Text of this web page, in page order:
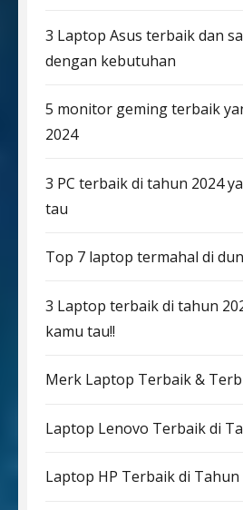
3 Laptop Asus terbaik dan
dengan kebutuhan
5 monitor geming terbaik
2024
3 PC terbaik di tahun 2024
tau
Top 7 laptop termahal di
3 Laptop terbaik di tahun
kamu tau!!
Merk Laptop Terbaik &
Laptop Lenovo Terbaik di
Laptop HP Terbaik di Tahun